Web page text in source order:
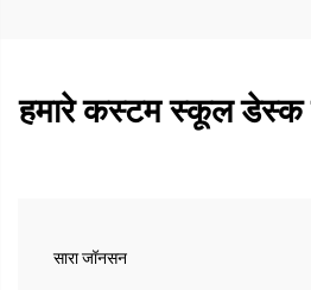
हमारे कस्टम स्कूल डेस्क
सारा जॉनसन